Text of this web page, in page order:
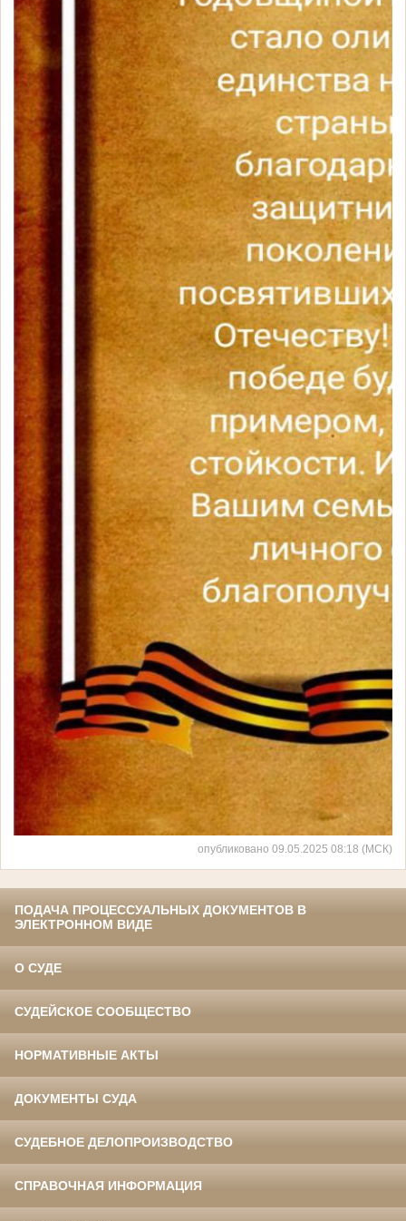
опубликовано 09.05.2025 08:18 (МСК)
ПОДАЧА ПРОЦЕССУАЛЬНЫХ ДОКУМЕНТОВ В
ЭЛЕКТРОННОМ ВИДЕ
О СУДЕ
СУДЕЙСКОЕ СООБЩЕСТВО
НОРМАТИВНЫЕ АКТЫ
ДОКУМЕНТЫ СУДА
СУДЕБНОЕ ДЕЛОПРОИЗВОДСТВО
СПРАВОЧНАЯ ИНФОРМАЦИЯ